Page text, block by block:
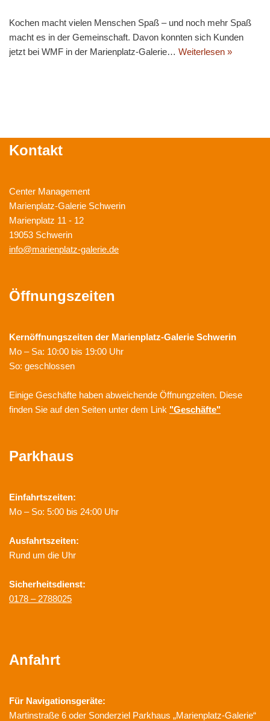
Kochen macht vielen Menschen Spaß – und noch mehr Spaß
macht es in der Gemeinschaft. Davon konnten sich Kunden
jetzt bei WMF in der Marienplatz-Galerie… Weiterlesen »
Kontakt
Center Management
Marienplatz-Galerie Schwerin
Marienplatz 11 - 12
19053 Schwerin
info@marienplatz-galerie.de
Öffnungszeiten
Kernöffnungszeiten der Marienplatz-Galerie Schwerin
Mo – Sa: 10:00 bis 19:00 Uhr
So: geschlossen
Einige Geschäfte haben abweichende Öffnungzeiten. Diese
finden Sie auf den Seiten unter dem Link "Geschäfte"
Parkhaus
Einfahrtszeiten:
Mo – So: 5:00 bis 24:00 Uhr
Ausfahrtszeiten:
Rund um die Uhr
Sicherheitsdienst:
0178 – 2788025
Anfahrt
Für Navigationsgeräte:
Martinstraße 6 oder Sonderziel Parkhaus „Marienplatz-Galerie“